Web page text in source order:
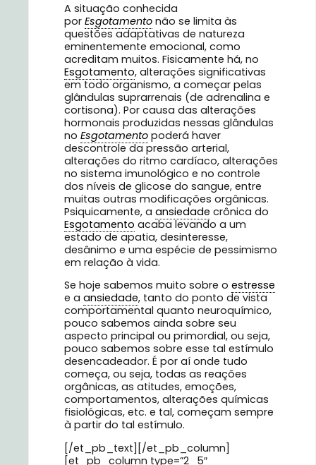
A situação conhecida
por Esgotamento não se limita às
questões adaptativas de natureza
eminentemente emocional, como
acreditam muitos. Fisicamente há, no
Esgotamento, alterações significativas
em todo organismo, a começar pelas
glândulas suprarrenais (de adrenalina e
cortisona). Por causa das alterações
hormonais produzidas nessas glândulas
no Esgotamento poderá haver
descontrole da pressão arterial,
alterações do ritmo cardíaco, alterações
no sistema imunológico e no controle
dos níveis de glicose do sangue, entre
muitas outras modificações orgânicas.
Psiquicamente, a ansiedade crônica do
Esgotamento acaba levando a um
estado de apatia, desinteresse,
desânimo e uma espécie de pessimismo
em relação à vida.
Se hoje sabemos muito sobre o estresse
e a ansiedade, tanto do ponto de vista
comportamental quanto neuroquímico,
pouco sabemos ainda sobre seu
aspecto principal ou primordial, ou seja,
pouco sabemos sobre esse tal estímulo
desencadeador. É por aí onde tudo
começa, ou seja, todas as reações
orgânicas, as atitudes, emoções,
comportamentos, alterações químicas
fisiológicas, etc. e tal, começam sempre
à partir do tal estímulo.
[/et_pb_text][/et_pb_column]
[et_pb_column type=”2_5″